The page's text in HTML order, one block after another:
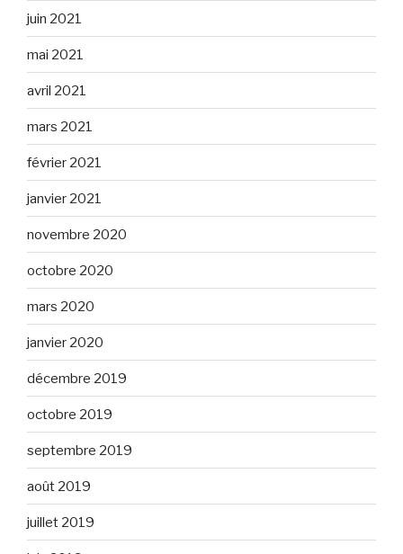
juin 2021
mai 2021
avril 2021
mars 2021
février 2021
janvier 2021
novembre 2020
octobre 2020
mars 2020
janvier 2020
décembre 2019
octobre 2019
septembre 2019
août 2019
juillet 2019